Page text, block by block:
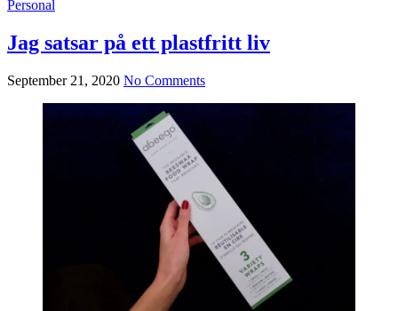
Personal
Jag satsar på ett plastfritt liv
September 21, 2020 No Comments